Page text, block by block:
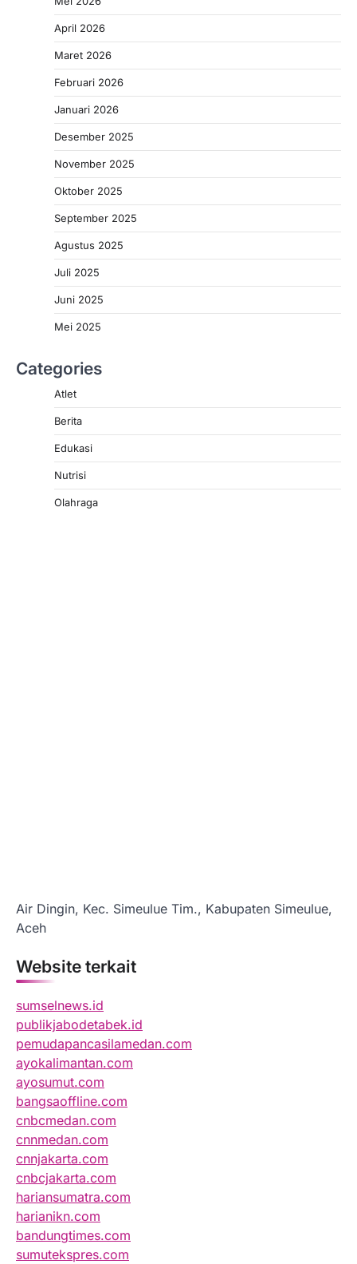
April 2026
Maret 2026
Februari 2026
Januari 2026
Desember 2025
November 2025
Oktober 2025
September 2025
Agustus 2025
Juli 2025
Juni 2025
Mei 2025
Categories
Atlet
Berita
Edukasi
Nutrisi
Olahraga
Air Dingin, Kec. Simeulue Tim., Kabupaten Simeulue,
Aceh
Website terkait
sumselnews.id
publikjabodetabek.id
pemudapancasilamedan.com
ayokalimantan.com
ayosumut.com
bangsaoffline.com
cnbcmedan.com
cnnmedan.com
cnnjakarta.com
cnbcjakarta.com
hariansumatra.com
harianikn.com
bandungtimes.com
sumutekspres.com